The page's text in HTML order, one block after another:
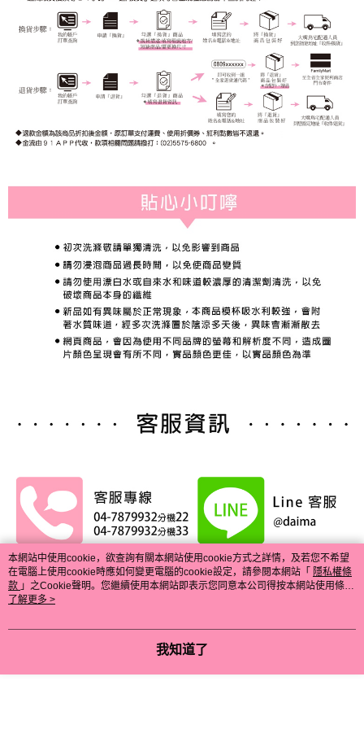
本網站中使用cookie，欲查詢有關本網站使用cookie方式之詳情，及若您不希望
在電腦上使用cookie時應如何變更電腦的cookie設定，請參閱本網站「 隱私權條
款 」之Cookie聲明。您繼續使用本網站即表示您同意本公司得按本網站使用條款
之Cookie聲明使用cookie。
了解更多 >
我知道了